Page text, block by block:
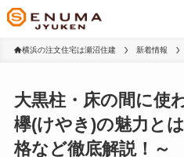
横浜の注文住宅は瀬沼住建 新着情報
大黒柱・床の間に使
欅(けやき)の魅力と
格など徹底解説！～